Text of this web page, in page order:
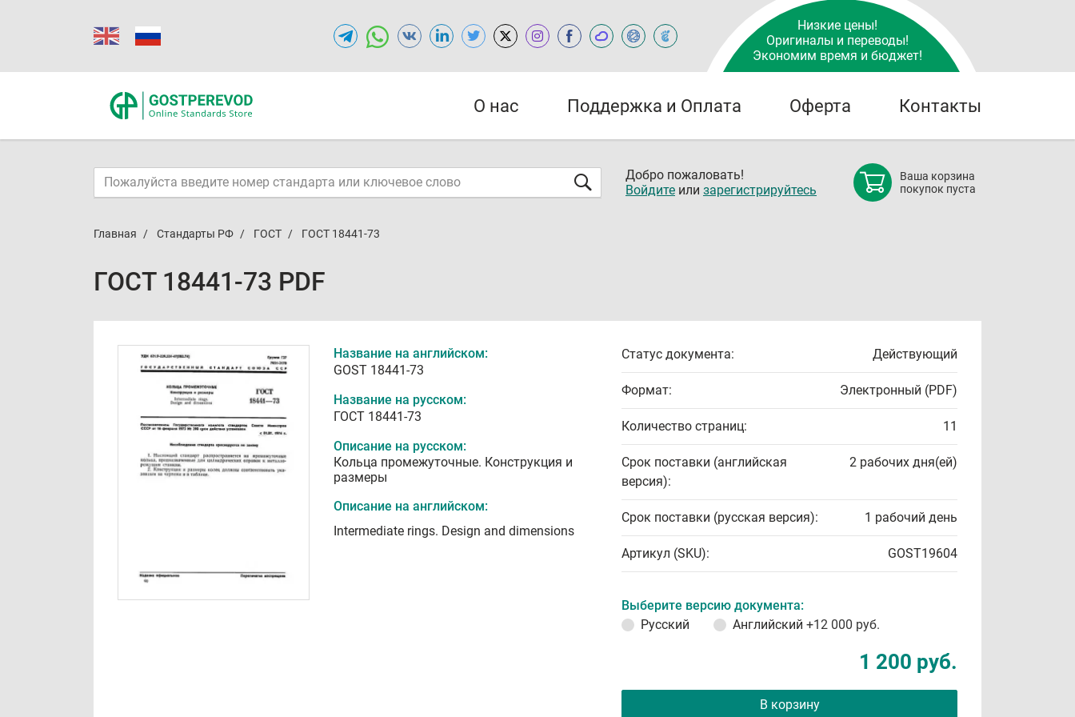
Низкие цены!
Оригиналы и переводы!
Экономим время и бюджет!
О нас Поддержка и Оплата Оферта Контакты
Добро пожаловать!
Войдите или зарегистрируйтесь
Ваша корзина
покупок пуста
Главная Стандарты РФ ГОСТ ГОСТ 18441-73
ГОСТ 18441-73 PDF
Название на английском:
GOST 18441-73
Название на русском:
ГОСТ 18441-73
Описание на русском:
Кольца промежуточные. Конструкция и
размеры
Описание на английском:
Intermediate rings. Design and dimensions
Статус документа: Действующий
Формат: Электронный (PDF)
Количество страниц: 11
Срок поставки (английская
версия):
2 рабочих дня(ей)
Срок поставки (русская версия): 1 рабочий день
Артикул (SKU): GOST19604
Выберите версию документа:
Русский
Английский +12 000 руб.
1 200 руб.
В корзину